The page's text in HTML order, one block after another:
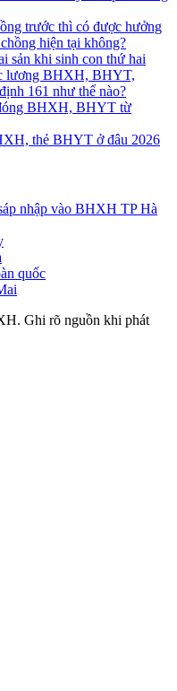
trước thì có được hưởng
hiện tại không?
sản khi sinh con thứ hai
lương BHXH, BHYT,
161 như thế nào?
BHXH, BHYT từ
thẻ BHYT ở đâu 2026
nhập vào BHXH TP Hà
quốc
Ghi rõ nguồn khi phát